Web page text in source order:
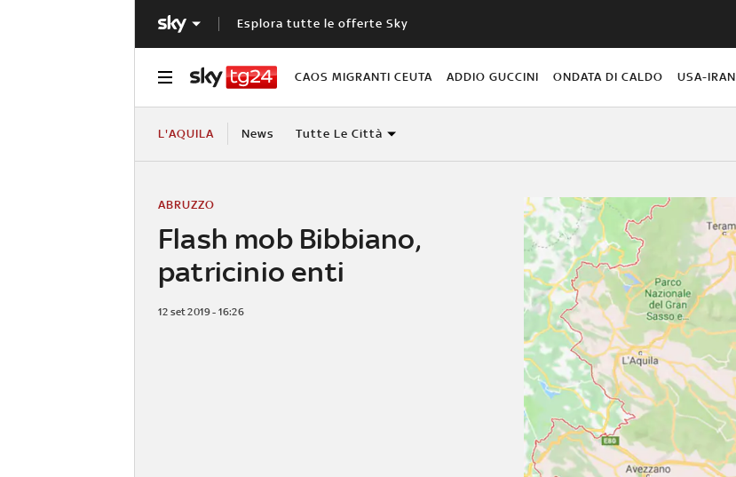
Esplora tutte le offerte Sky
CAOS MIGRANTI CEUTA ADDIO GUCCINI ONDATA DI CALDO USA-IRAN
L'AQUILA News Tutte Le Città
Flash mob Bibbiano,
patricinio enti
ABRUZZO
12 set 2019 - 16:26